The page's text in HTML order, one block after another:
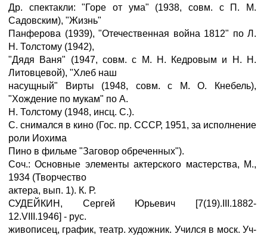
Др. спектакли: "Горе от ума" (1938, совм. с П. М.
Садовским), "Жизнь"
Панферова (1939), "Отечественная война 1812" по Л.
Н. Толстому (1942),
"Дядя Ваня" (1947, совм. с М. Н. Кедровым и Н. Н.
Литовцевой), "Хлеб наш
насущный" Вирты (1948, совм. с М. О. Кнебель),
"Хождение по мукам" по А.
Н. Толстому (1948, инсц. С.).
С. снимался в кино (Гос. пр. СССР, 1951, за исполнение
роли Иохима
Пино в фильме "Заговор обреченных").
Соч.: Основные элементы актерского мастерства, М.,
1934 (Творчество
актера, вып. 1). К. Р.
СУДЕЙКИН, Сергей Юрьевич [7(19).III.1882-
12.VIII.1946] - рус.
живописец, график, театр. художник. Учился в моск. Уч-